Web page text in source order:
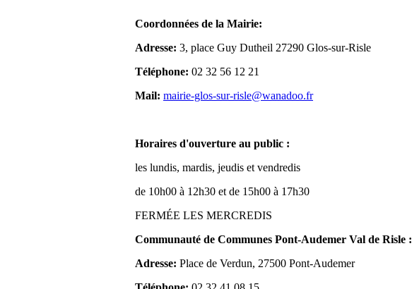
Coordonnées de la Mairie:
Adresse: 3, place Guy Dutheil 27290 Glos-sur-Risle
Téléphone: 02 32 56 12 21
Mail: mairie-glos-sur-risle@wanadoo.fr
Horaires d'ouverture au public :
les lundis, mardis, jeudis et vendredis
de 10h00 à 12h30 et de 15h00 à 17h30
FERMÉE LES MERCREDIS
Communauté de Communes Pont-Audemer Val de Risle :
Adresse: Place de Verdun, 27500 Pont-Audemer